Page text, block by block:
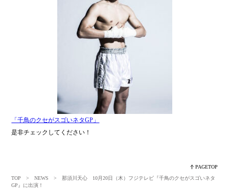
「千鳥のクセがスゴいネタGP」
是非チェックしてください！
PAGETOP
TOP
>NEWS
> 那須川天心 10月20日（木）フジテレビ『千鳥のクセがスゴいネタ
GP』に出演！